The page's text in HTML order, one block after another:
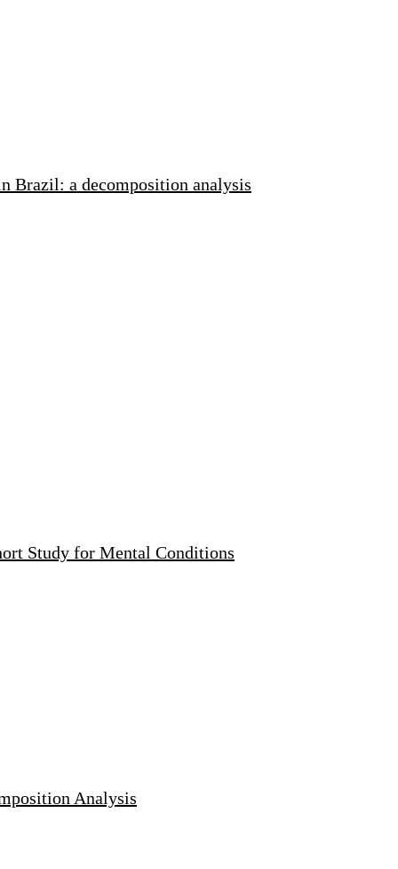
Brazil: a decomposition analysis
Study for Mental Conditions
Analysis